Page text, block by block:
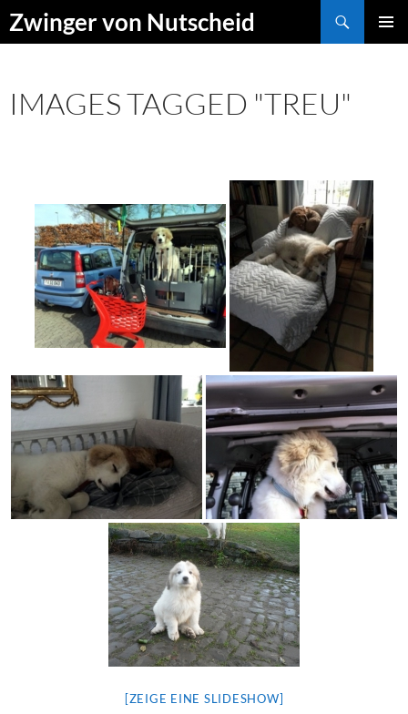
Zum
Inhalt
Zwinger von Nutscheid
Suchen
IMAGES TAGGED "TREU"
[ZEIGE EINE SLIDESHOW]